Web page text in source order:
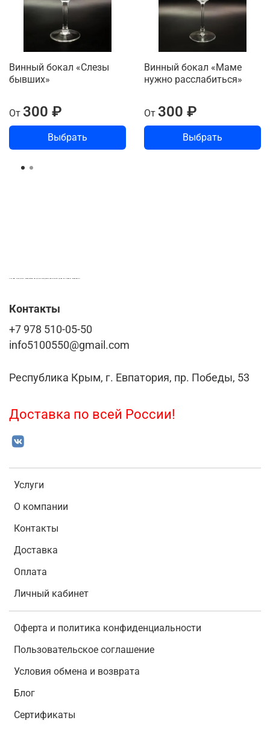
Винный бокал «Слезы
бывших»
От 300 ₽
Выбрать
Винный бокал «Маме
нужно расслабиться»
От 300 ₽
Выбрать
Услуги
О компании
Контакты
Доставка
Оплата
Личный кабинет
Оферта и политика конфиденциальности
Пользовательское соглашение
Условия обмена и возврата
Блог
Сертификаты
Контакты
+7 978 510-05-50
info5100550@gmail.com
Республика Крым, г. Евпатория, пр. Победы, 53
Доставка по всей России!